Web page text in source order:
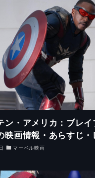
ン・アメリカ：ブレ
映画情報・あらすじ・
マーベル映画